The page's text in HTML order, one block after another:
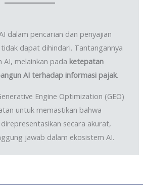
dalam pencarian dan penyajian
dapat dihindari. Tantangannya
AI, melainkan pada ketepatan
AI terhadap informasi pajak.
Engine Optimization (GEO)
untuk memastikan bahwa
secara akurat,
jawab dalam ekosistem AI.